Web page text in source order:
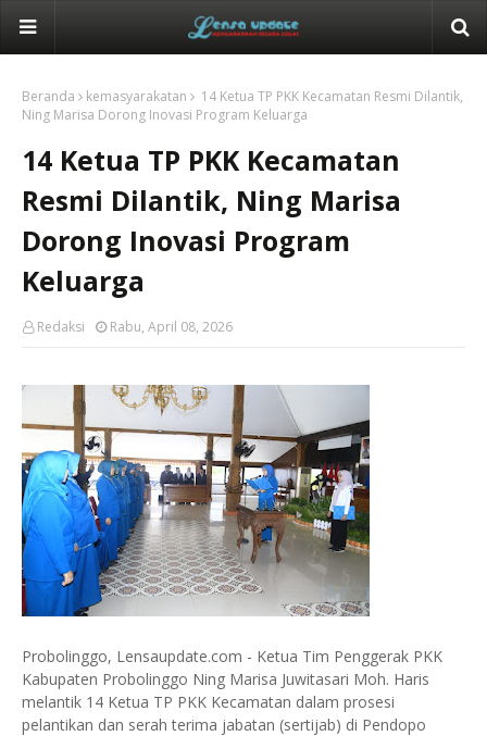
Beranda kemasyarakatan
14 Ketua TP PKK Kecamatan Resmi Dilantik,
Ning Marisa Dorong Inovasi Program Keluarga
14 Ketua TP PKK Kecamatan
Resmi Dilantik, Ning Marisa
Dorong Inovasi Program
Keluarga
Redaksi Rabu, April 08, 2026
Probolinggo, Lensaupdate.com - Ketua Tim Penggerak PKK
Kabupaten Probolinggo Ning Marisa Juwitasari Moh. Haris
melantik 14 Ketua TP PKK Kecamatan dalam prosesi
pelantikan dan serah terima jabatan (sertijab) di Pendopo